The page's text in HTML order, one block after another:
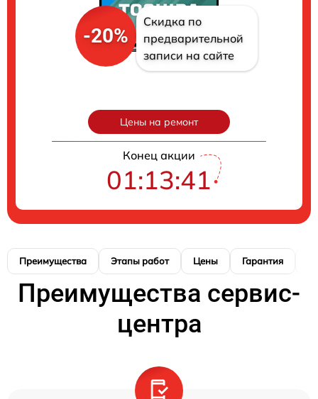
-20%
Скидка по
предварительной
записи на сайте
Цены на ремонт
Конец акции
01:13:40
Преимущества Этапы работ Цены Гарантия
Преимущества сервис-
центра